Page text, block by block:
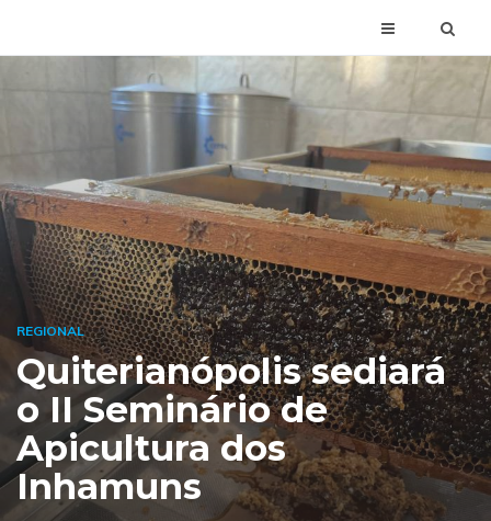
REGIONAL
Quiterianópolis sediará
o II Seminário de
Apicultura dos
Inhamuns